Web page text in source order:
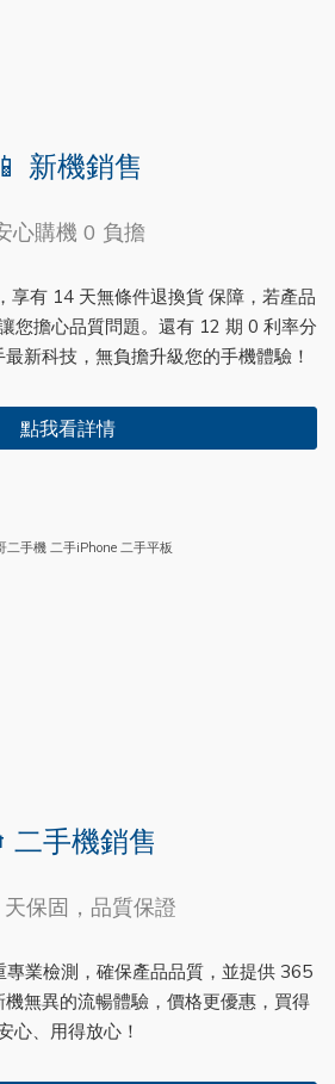
📱 新機銷售
心購機 0 負擔
享有 14 天無條件退換貨 保障，若產品
您擔心品質問題。還有 12 期 0 利率分
新科技，無負擔升級您的手機體驗！
點我看詳情
二手機銷售
保固，品質保證
專業檢測，確保產品品質，並提供 365
無異的流暢體驗，價格更優惠，買得
心、用得放心！